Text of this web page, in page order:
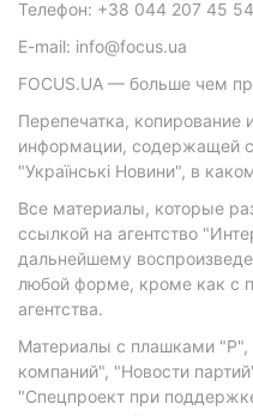
Телефон: +38 044 207 45 54
E-mail: info@focus.ua
FOCUS.UA — больше чем
Перепечатка, копирование
информации, содержащей
"Українські Новини", в
Все материалы, которые
ссылкой на агентство
дальнейшему
любой форме, кроме как с
агентства.
Материалы с плашками "Р",
компаний", "Новости
"Спецпроект при